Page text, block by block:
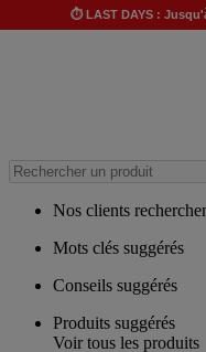
⏱️ LAST DAYS :
Nos clients
Mots clés suggérés
Conseils suggérés
Produits suggérés
Voir tous les produits